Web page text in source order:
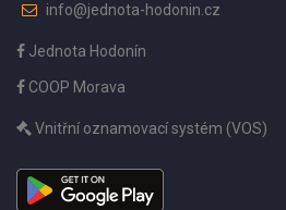
info@jednota-hodonin.cz
Jednota Hodonín
COOP Morava
Vnitřní oznamovací systém (VOS)